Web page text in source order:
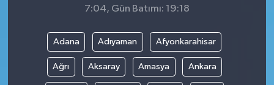
7:04, Gün Batımı: 19:18
Adana Adıyaman Afyonkarahisar
Ağrı Aksaray Amasya Ankara